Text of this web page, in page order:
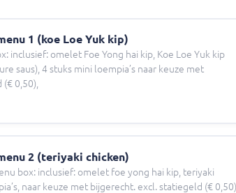
1 (koe Loe Yuk kip)
inclusief: omelet Foe Yong hai kip, Koe Loe Yuk kip
saus), 4 stuks mini loempia’s naar keuze met
0,50),
2 (teriyaki chicken)
box: inclusief: omelet foe yong hai kip, teriyaki
naar keuze met bijgerecht. excl. statiegeld (€ 0,50),